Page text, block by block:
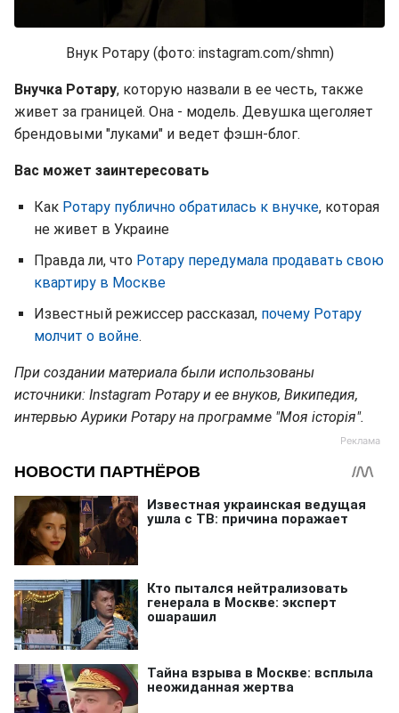
Внук Ротару (фото: instagram.com/shmn)
Внучка Ротару, которую назвали в ее честь, также
живет за границей. Она - модель. Девушка щеголяет
брендовыми "луками" и ведет фэшн-блог.
Вас может заинтересовать
Как Ротару публично обратилась к внучке, которая
не живет в Украине
Правда ли, что Ротару передумала продавать свою
квартиру в Москве
Известный режиссер рассказал, почему Ротару
молчит о войне.
При создании материала были использованы
источники: Instagram Ротару и ее внуков, Википедия,
интервью Аурики Ротару на программе "Моя історія".